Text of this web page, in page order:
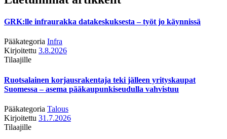
GRK:lle infraurakka datakeskuksesta – työt jo käynnissä
Pääkategoria Infra
Kirjoitettu 3.8.2026
Tilaajille
Ruotsalainen korjausrakentaja teki jälleen yrityskaupat
Suomessa – asema pääkaupunkiseudulla vahvistuu
Pääkategoria Talous
Kirjoitettu 31.7.2026
Tilaajille